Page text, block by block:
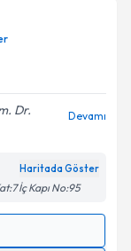
Dr.
Devamı
Haritada Göster
İç Kapı No:95